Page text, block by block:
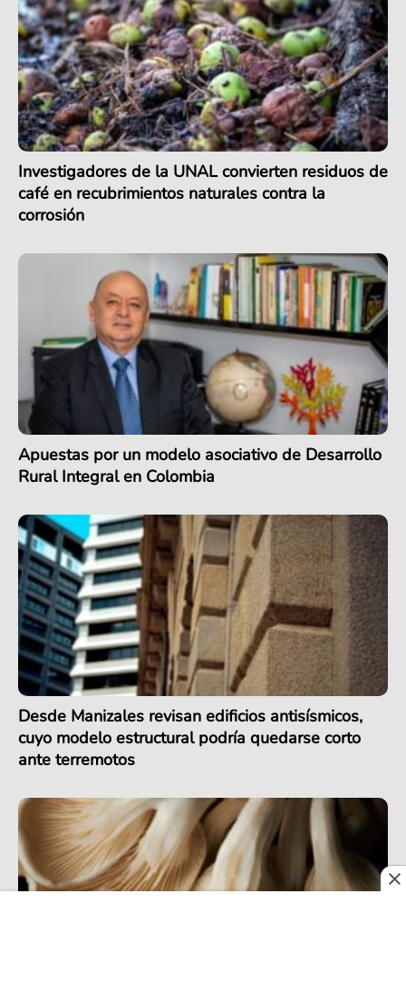
Investigadores de la UNAL convierten residuos de
café en recubrimientos naturales contra la
corrosión
Apuestas por un modelo asociativo de Desarrollo
Rural Integral en Colombia
Desde Manizales revisan edificios antisísmicos,
cuyo modelo estructural podría quedarse corto
ante terremotos